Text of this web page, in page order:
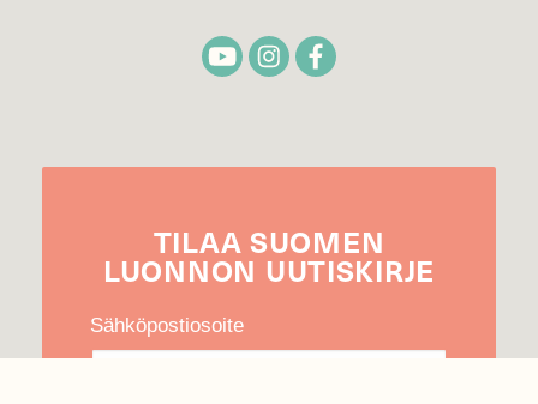
TILAA SUOMEN
LUONNON UUTIS­KIRJE
Sähköpostiosoite